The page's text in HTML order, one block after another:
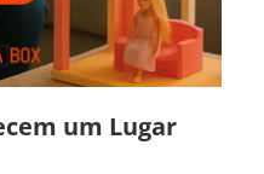
um Lugar